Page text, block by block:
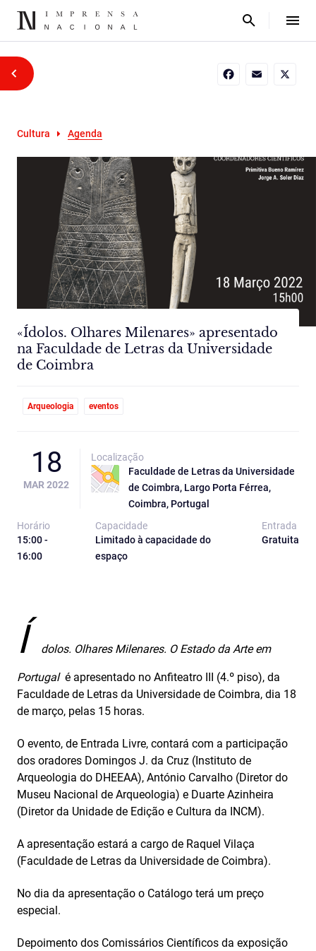
Cultura Agenda
«Ídolos. Olhares Milenares» apresentado
na Faculdade de Letras da Universidade
de Coimbra
Arqueologia eventos
18
MAR 2022
Localização
Faculdade de Letras da Universidade
de Coimbra, Largo Porta Férrea,
Coimbra, Portugal
Horário
15:00 -
16:00
Capacidade
Limitado à capacidade do
espaço
Entrada
Gratuita
Í dolos. Olhares Milenares. O Estado da Arte em
Portugal é apresentado no Anfiteatro III (4.º piso), da
Faculdade de Letras da Universidade de Coimbra, dia 18
de março, pelas 15 horas.
O evento, de Entrada Livre, contará com a participação
dos oradores Domingos J. da Cruz (Instituto de
Arqueologia do DHEEAA), António Carvalho (Diretor do
Museu Nacional de Arqueologia) e Duarte Azinheira
(Diretor da Unidade de Edição e Cultura da INCM).
A apresentação estará a cargo de Raquel Vilaça
(Faculdade de Letras da Universidade de Coimbra).
No dia da apresentação o Catálogo terá um preço
especial.
Depoimento dos Comissários Científicos da exposição